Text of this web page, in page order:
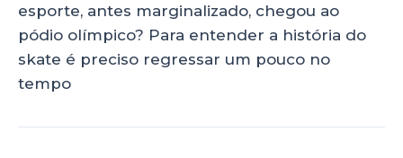
esporte, antes marginalizado, chegou ao
pódio olímpico? Para entender a história do
skate é preciso regressar um pouco no
tempo